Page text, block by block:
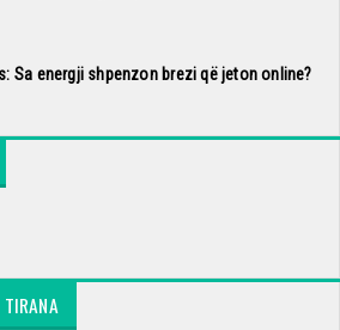
Sa energji shpenzon brezi që jeton online?